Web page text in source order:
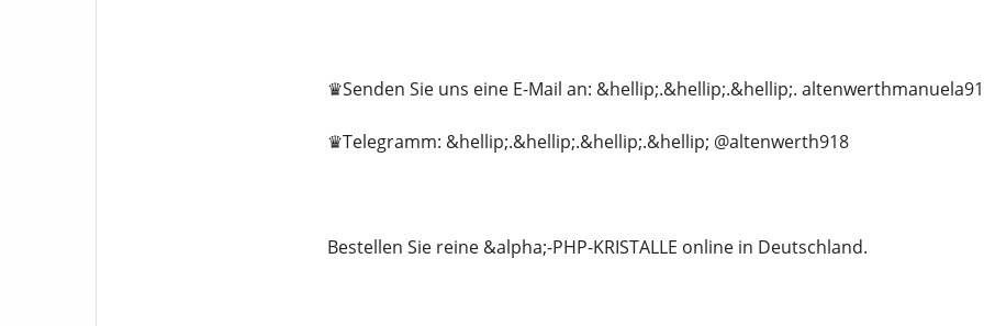
♛Senden Sie uns eine E-Mail an: &hellip;.&hellip;.&hellip;.
♛Telegramm: &hellip;.&hellip;.&hellip;.&hellip; @altenwerth918
Bestellen Sie reine &alpha;-PHP-KRISTALLE online in Deutschland.